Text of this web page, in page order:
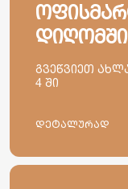
დიღომში
გვეწვიეთ
4 ში
დეტალურად